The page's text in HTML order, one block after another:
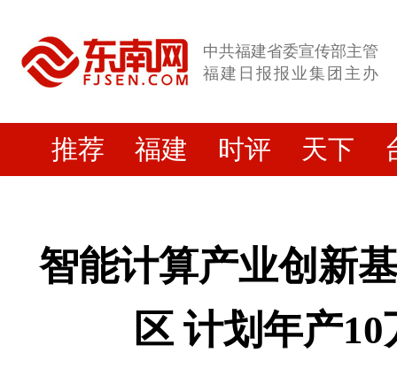
中共福建省委宣传部主管
福建日报报业集团主办
推荐 福建 时评 天下
智能计算产业创新
区 计划年产